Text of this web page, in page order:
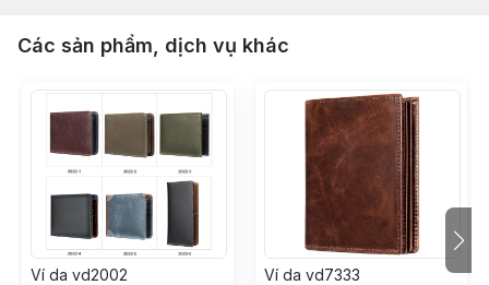
Các sản phẩm, dịch vụ khác
Ví da vd2002 Ví da vd7333